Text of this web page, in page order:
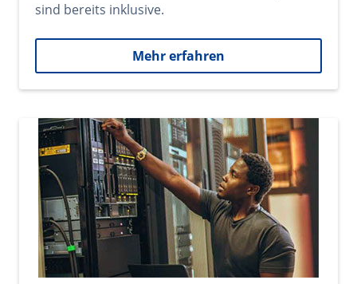
sind bereits inklusive.
Mehr erfahren